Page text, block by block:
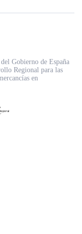
Gobierno de España
Regional para las
en